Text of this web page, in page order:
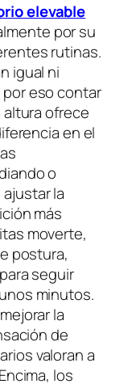
elevable
por su
rutinas.
igual ni
eso contar
ofrece
en el
o
la
más
moverte,
postura,
seguir
minutos.
la
de
valoran a
los